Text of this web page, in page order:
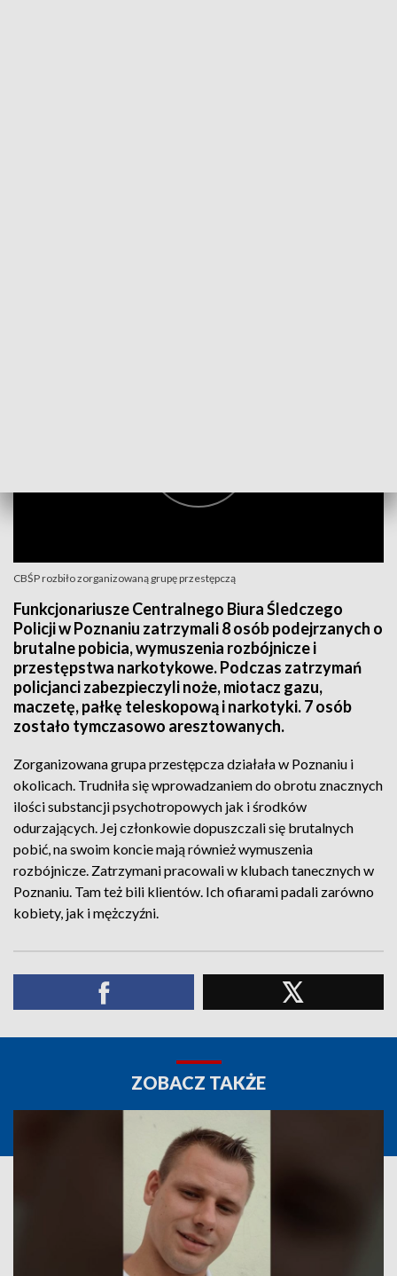
CBŚP rozbiło zorganizowaną grupę przestępczą
Funkcjonariusze Centralnego Biura Śledczego
Policji w Poznaniu zatrzymali 8 osób podejrzanych o
brutalne pobicia, wymuszenia rozbójnicze i
przestępstwa narkotykowe. Podczas zatrzymań
policjanci zabezpieczyli noże, miotacz gazu,
maczetę, pałkę teleskopową i narkotyki. 7 osób
zostało tymczasowo aresztowanych.
Zorganizowana grupa przestępcza działała w Poznaniu i
okolicach. Trudniła się wprowadzaniem do obrotu znacznych
ilości substancji psychotropowych jak i środków
odurzających. Jej członkowie dopuszczali się brutalnych
pobić, na swoim koncie mają również wymuszenia
rozbójnicze. Zatrzymani pracowali w klubach tanecznych w
Poznaniu. Tam też bili klientów. Ich ofiarami padali zarówno
kobiety, jak i mężczyźni.
ZOBACZ TAKŻE